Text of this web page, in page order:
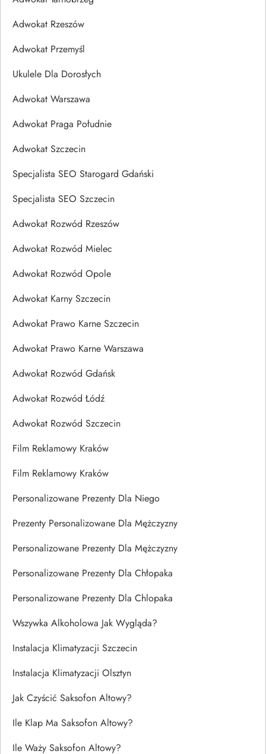
Adwokat Rzeszów
Adwokat Przemyśl
Ukulele Dla Dorosłych
Adwokat Warszawa
Adwokat Praga Południe
Adwokat Szczecin
Specjalista SEO Starogard Gdański
Specjalista SEO Szczecin
Adwokat Rozwód Rzeszów
Adwokat Rozwód Mielec
Adwokat Rozwód Opole
Adwokat Karny Szczecin
Adwokat Prawo Karne Szczecin
Adwokat Prawo Karne Warszawa
Adwokat Rozwód Gdańsk
Adwokat Rozwód Łódź
Adwokat Rozwód Szczecin
Film Reklamowy Kraków
Film Reklamowy Kraków
Personalizowane Prezenty Dla Niego
Prezenty Personalizowane Dla Mężczyzny
Personalizowane Prezenty Dla Mężczyzny
Personalizowane Prezenty Dla Chłopaka
Personalizowane Prezenty Dla Chlopaka
Wszywka Alkoholowa Jak Wygląda?
Instalacja Klimatyzacji Szczecin
Instalacja Klimatyzacji Olsztyn
Jak Czyścić Saksofon Altowy?
Ile Klap Ma Saksofon Altowy?
Ile Waży Saksofon Altowy?